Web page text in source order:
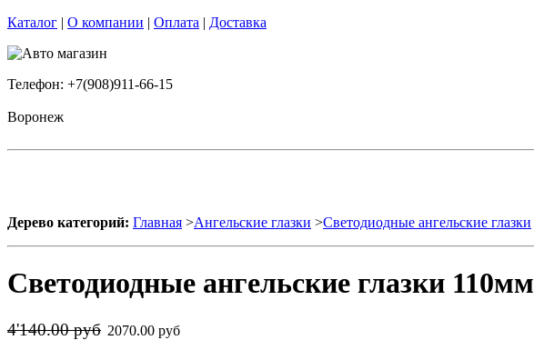
Каталог | О компании | Оплата | Доставка
Телефон: +7(908)911-66-15
Воронеж
Дерево категорий: Главная >Ангельские глазки >Светодиодные ангельские глазки
Светодиодные ангельские глазки 110мм
4'140.00 руб 2070.00 руб